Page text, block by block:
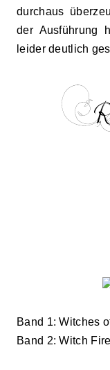
durchaus
der Ausführung
leider deutlich
Band 1:Witches
Band 2:Witch Fire